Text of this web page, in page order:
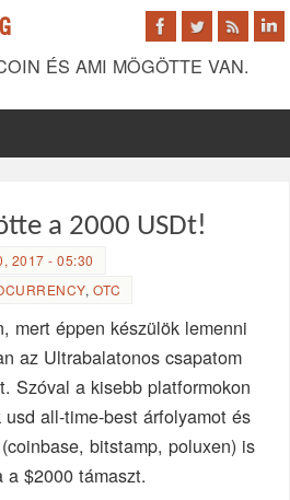
ÉS AMI MÖGÖTTE VAN.
a 2000 USDt!
2017 - 05:30
, OTC
mert éppen készülök lemenni
az Ultrabalatonos csapatom
Szóval a kisebb platformokon
all-time-best árfolyamot és
bitstamp, poluxen) is
a $2000 támaszt.